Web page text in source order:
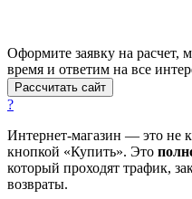
Оформите заявку на расчет,
время и ответим на все
Рассчитать сайт
?
Интернет-магазин — это не
кнопкой «Купить». Это
который проходят трафик,
возвраты.